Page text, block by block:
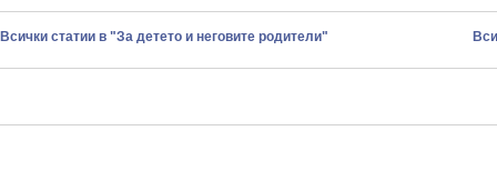
Всички статии в "За детето и неговите родители"